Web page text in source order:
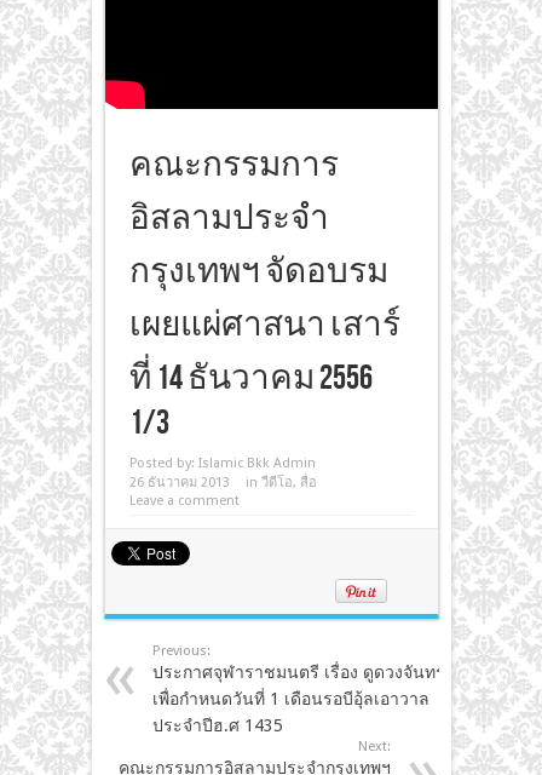
คณะกรรมการ
อิสลามประจำ
กรุงเทพฯ จัดอบรม
เผยแผ่ศาสนา เสาร์
ที่ 14 ธันวาคม 2556
1/3
Posted by: Islamic Bkk Admin
26 ธันวาคม 2013
in วีดีโอ, สื่อ
Leave a comment
Previous:
ประกาศจุฬาราชมนตรี เรื่อง ดูดวงจันทร์
เพื่อกำหนดวันที่ 1 เดือนรอบีอุ้ลเอาวาล
ประจำปีฮ.ศ 1435
Next:
คณะกรรมการอิสลามประจำกรุงเทพฯ